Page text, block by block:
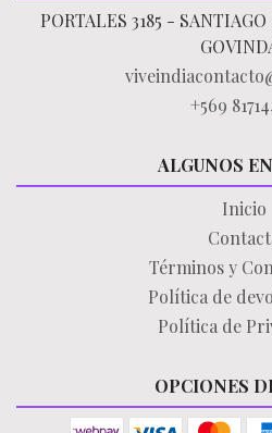
PORTALES 3185 -
+569
ALGUNOS
Inicio
Términos y
Política de
Política de
OPCIONES